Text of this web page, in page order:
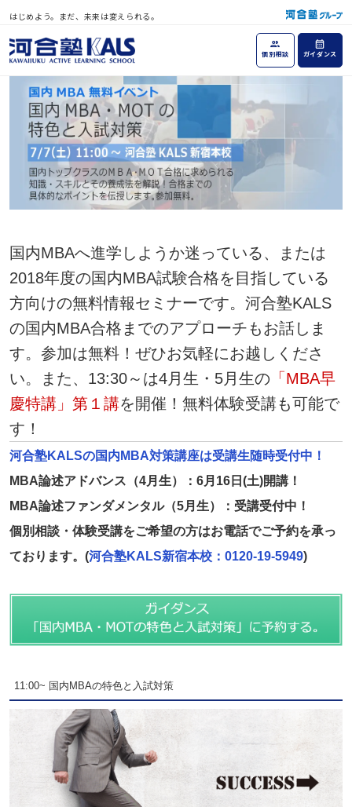
はじめよう。まだ、未来は変えられる。
個別相談 ガイダンス
国内MBAへ進学しようか迷っている、または
2018年度の国内MBA試験合格を目指している
方向けの無料情報セミナーです。河合塾KALS
の国内MBA合格までのアプローチもお話しま
す。参加は無料！ぜひお気軽にお越しくださ
い。また、13:30～は4月生・5月生の 「MBA早
慶特講」第１講を開催！無料体験受講も可能で
す！
河合塾KALSの国内MBA対策講座は受講生随時受付中！
MBA論述アドバンス（4月生）：6月16日(土)開講！
MBA論述ファンダメンタル（5月生）：受講受付中！
個別相談・体験受講をご希望の方はお電話でご予約を承っ
ております。(河合塾KALS新宿本校：0120-19-5949)
11:00~ 国内MBAの特色と入試対策